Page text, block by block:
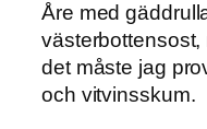
Åre med
det måste jag
och vitvinsskum.